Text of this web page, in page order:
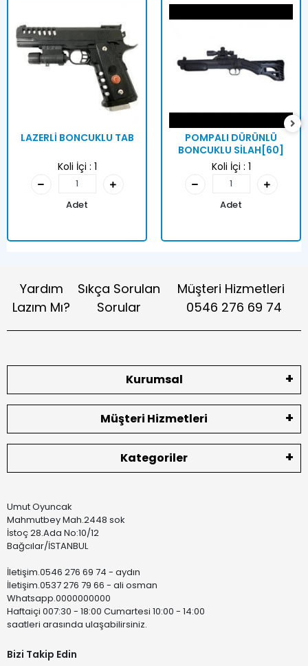
LAZERLİ BONCUKLU TAB
Koli İçi : 1
Adet
POMPALI DÜRÜNLÜ
BONCUKLU SİLAH[60]
Koli İçi : 1
Adet
Yardım
Lazım Mı?
Sıkça Sorulan
Sorular
Müşteri Hizmetleri
0546 276 69 74
Kurumsal
Müşteri Hizmetleri
Kategoriler
Umut Oyuncak
Mahmutbey Mah.2448 sok
İstoç 28.Ada No:10/12
Bağcılar/İSTANBUL
İletişim.0546 276 69 74 - aydın
İletişim.0537 276 79 66 - ali osman
Whatsapp.0000000000
Haftaiçi 007:30 - 18:00 Cumartesi 10:00 - 14:00
saatleri arasında ulaşabilirsiniz.
Bizi Takip Edin